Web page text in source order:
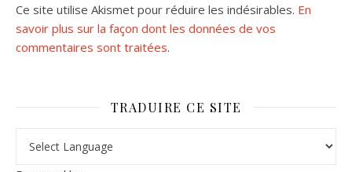
Ce site utilise Akismet pour réduire les indésirables. En
savoir plus sur la façon dont les données de vos
commentaires sont traitées.
TRADUIRE CE SITE